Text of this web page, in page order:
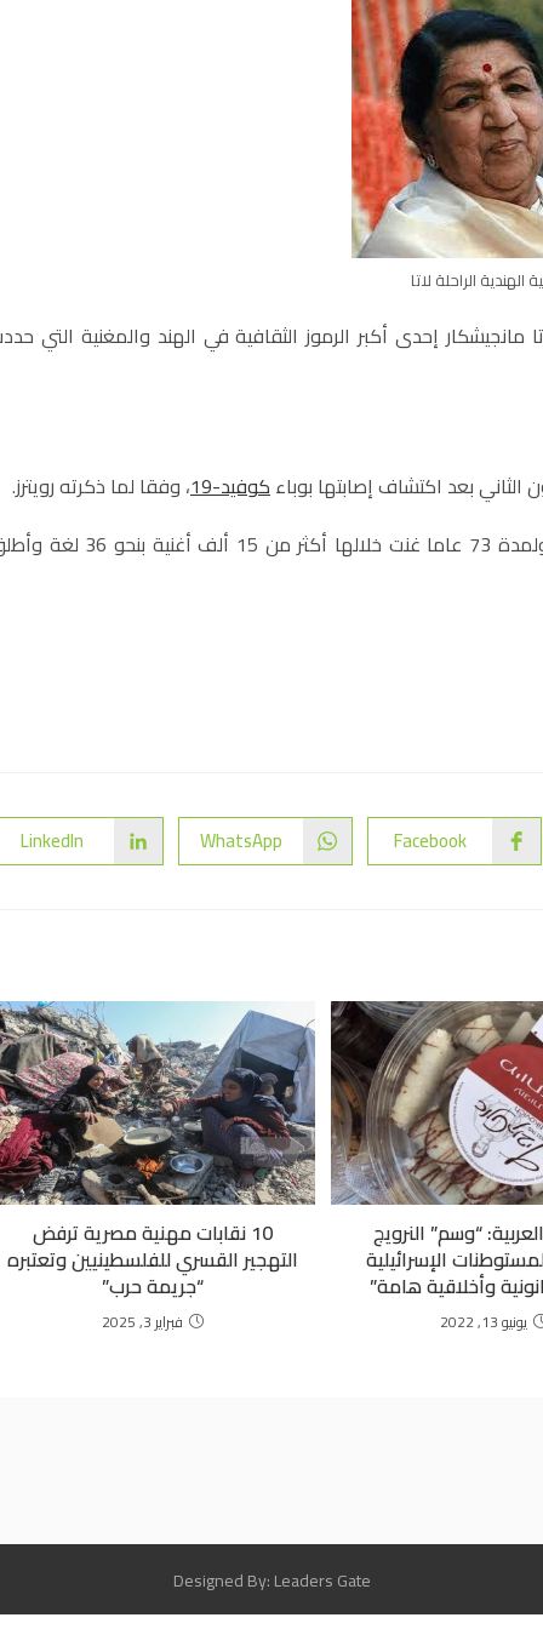
الهندية الراحلة لاتا
مانجيشكار إحدى أكبر الرموز الثقافية في الهند والمغنية التي
كوفيد-19
، وفقا لما ذكرته رويترز.
وبدأت مانجيشكار مشوارها في الغناء في سن المراهقة ولمدة 73 عاما غنت خلالها أكثر من 15 ألف
Facebook
WhatsApp
LinkedIn
10 نقابات مهنية مصرية ترفض
التهجير القسري للفلسطينيين وتعتبره
“جريمة حرب”
فبراير 3, 2025
“وسم” النرويج
الإسرائيلية
وأخلاقية هامة”
يونيو 13, 2022
Designed By: Leaders Gate